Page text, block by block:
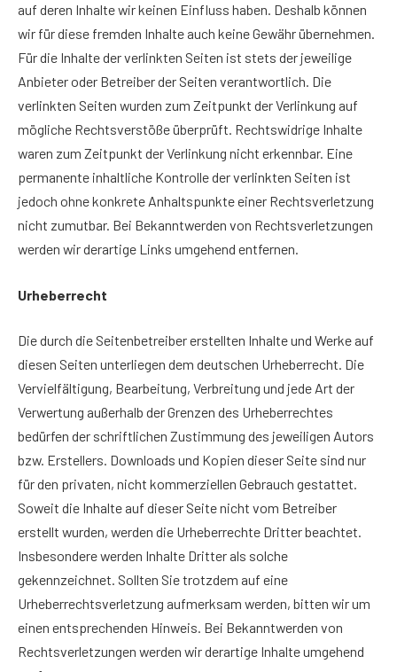
auf deren Inhalte wir keinen Einfluss haben. Deshalb können
wir für diese fremden Inhalte auch keine Gewähr übernehmen.
Für die Inhalte der verlinkten Seiten ist stets der jeweilige
Anbieter oder Betreiber der Seiten verantwortlich. Die
verlinkten Seiten wurden zum Zeitpunkt der Verlinkung auf
mögliche Rechtsverstöße überprüft. Rechtswidrige Inhalte
waren zum Zeitpunkt der Verlinkung nicht erkennbar. Eine
permanente inhaltliche Kontrolle der verlinkten Seiten ist
jedoch ohne konkrete Anhaltspunkte einer Rechtsverletzung
nicht zumutbar. Bei Bekanntwerden von Rechtsverletzungen
werden wir derartige Links umgehend entfernen.
Urheberrecht
Die durch die Seitenbetreiber erstellten Inhalte und Werke auf
diesen Seiten unterliegen dem deutschen Urheberrecht. Die
Vervielfältigung, Bearbeitung, Verbreitung und jede Art der
Verwertung außerhalb der Grenzen des Urheberrechtes
bedürfen der schriftlichen Zustimmung des jeweiligen Autors
bzw. Erstellers. Downloads und Kopien dieser Seite sind nur
für den privaten, nicht kommerziellen Gebrauch gestattet.
Soweit die Inhalte auf dieser Seite nicht vom Betreiber
erstellt wurden, werden die Urheberrechte Dritter beachtet.
Insbesondere werden Inhalte Dritter als solche
gekennzeichnet. Sollten Sie trotzdem auf eine
Urheberrechtsverletzung aufmerksam werden, bitten wir um
einen entsprechenden Hinweis. Bei Bekanntwerden von
Rechtsverletzungen werden wir derartige Inhalte umgehend